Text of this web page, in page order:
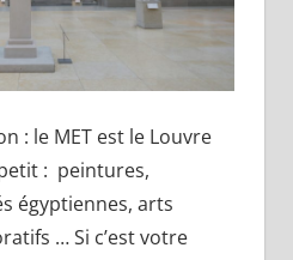
: le MET est le Louvre
: peintures,
égyptiennes, arts
… Si c’est votre